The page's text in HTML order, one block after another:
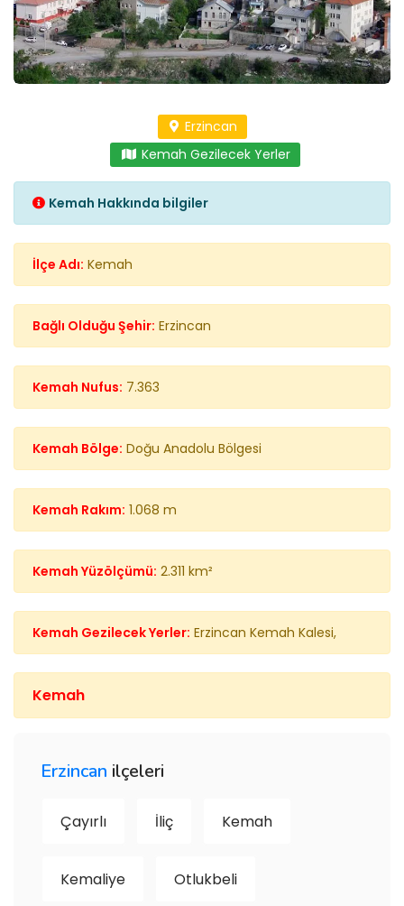
Erzincan
Kemah Gezilecek Yerler
Kemah Hakkında bilgiler
İlçe Adı: Kemah
Bağlı Olduğu Şehir: Erzincan
Kemah Nufus: 7.363
Kemah Bölge: Doğu Anadolu Bölgesi
Kemah Rakım: 1.068 m
Kemah Yüzölçümü: 2.311 km²
Kemah Gezilecek Yerler: Erzincan Kemah Kalesi,
Kemah
Erzincan ilçeleri
Çayırlı İliç Kemah
Kemaliye Otlukbeli